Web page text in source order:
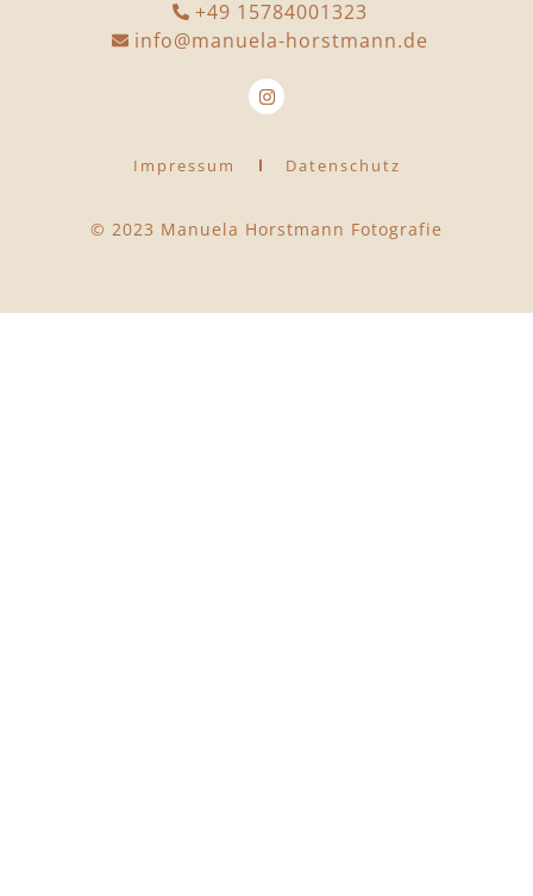
+49 15784001323
info@manuela-horstmann.de
Impressum Datenschutz
© 2023 Manuela Horstmann Fotografie